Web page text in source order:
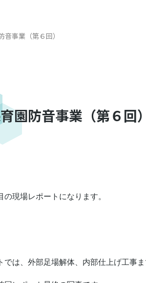
音事業（第６回）
園防音事業（第６回）
の現場レポートになります。
では、外部足場解体、内部仕上げ工事ま